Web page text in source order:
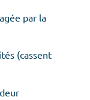
par la
(cassent